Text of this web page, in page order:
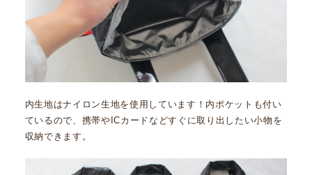
内生地はナイロン生地を使用しています！内ポケットも付い
ているので、携帯やICカードなどすぐに取り出したい小物を
収納できます。